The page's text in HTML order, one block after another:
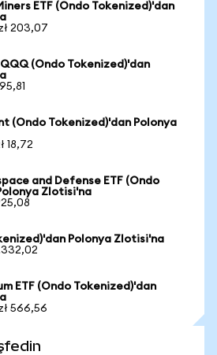
ETF (Ondo Tokenized)'dan
203,07
(Ondo Tokenized)'dan
(Ondo Tokenized)'dan Polonya
18,72
and Defense ETF (Ondo
Zlotisi'na
Polonya Zlotisi'na
ETF (Ondo Tokenized)'dan
566,56